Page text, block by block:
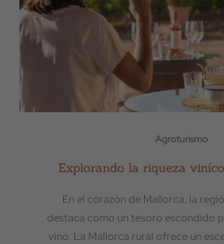
Agroturismo
Explorando la riqueza
En el corazón de Mallorca, la
destaca como un tesoro escondido
vino. La Mallorca rural ofrece un